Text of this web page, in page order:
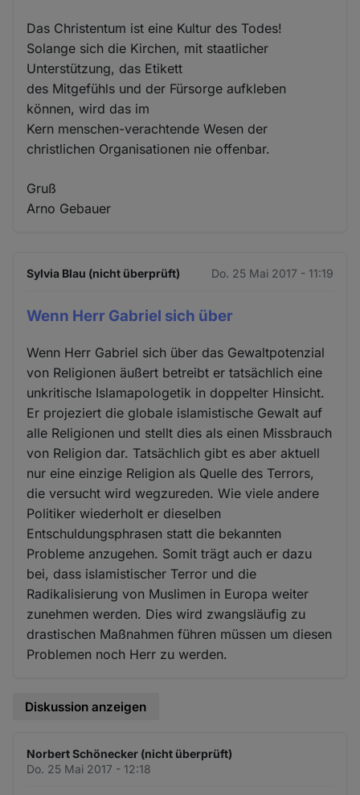
Das Christentum ist eine Kultur des Todes!
Solange sich die Kirchen, mit staatlicher
Unterstützung, das Etikett
des Mitgefühls und der Fürsorge aufkleben
können, wird das im
Kern menschen-verachtende Wesen der
christlichen Organisationen nie offenbar.
Gruß
Arno Gebauer
Sylvia Blau (nicht überprüft) Do. 25 Mai 2017 - 11:19
Wenn Herr Gabriel sich über
Wenn Herr Gabriel sich über das Gewaltpotenzial
von Religionen äußert betreibt er tatsächlich eine
unkritische Islamapologetik in doppelter Hinsicht.
Er projeziert die globale islamistische Gewalt auf
alle Religionen und stellt dies als einen Missbrauch
von Religion dar. Tatsächlich gibt es aber aktuell
nur eine einzige Religion als Quelle des Terrors,
die versucht wird wegzureden. Wie viele andere
Politiker wiederholt er dieselben
Entschuldungsphrasen statt die bekannten
Probleme anzugehen. Somit trägt auch er dazu
bei, dass islamistischer Terror und die
Radikalisierung von Muslimen in Europa weiter
zunehmen werden. Dies wird zwangsläufig zu
drastischen Maßnahmen führen müssen um diesen
Problemen noch Herr zu werden.
Diskussion anzeigen
Norbert Schönecker (nicht überprüft)
Do. 25 Mai 2017 - 12:18